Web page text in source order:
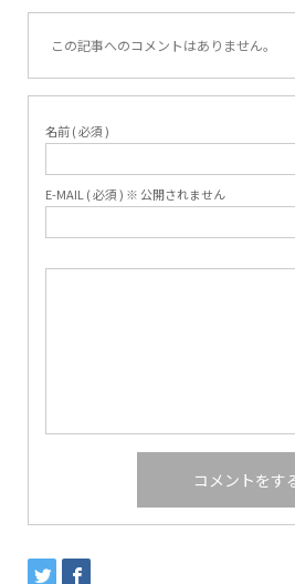
この記事へのコメントはありません。
名前 ( 必須 )
E-MAIL ( 必須 ) ※ 公開されません